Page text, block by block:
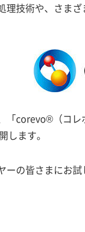
理技術や、さま
「corevo®（コ
ます。
の皆さまにお